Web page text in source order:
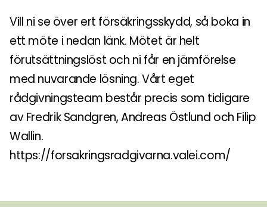
Vill ni se över ert försäkringsskydd, så boka in
ett möte i nedan länk. Mötet är helt
förutsättningslöst och ni får en jämförelse
med nuvarande lösning. Vårt eget
rådgivningsteam består precis som tidigare
av Fredrik Sandgren, Andreas Östlund och Filip
Wallin.
https://forsakringsradgivarna.valei.com/